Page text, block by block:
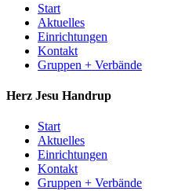
Start
Aktuelles
Einrichtungen
Kontakt
Gruppen + Verbände
Herz Jesu Handrup
Start
Aktuelles
Einrichtungen
Kontakt
Gruppen + Verbände